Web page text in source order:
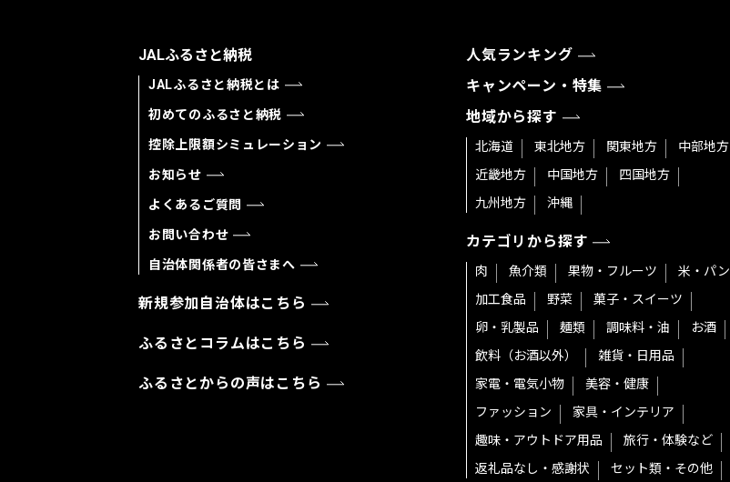
JALふるさと納税
JALふるさと納税とは
初めてのふるさと納税
控除上限額シミュレーション
お知らせ
よくあるご質問
お問い合わせ
自治体関係者の皆さまへ
新規参加自治体はこちら
ふるさとコラムはこちら
ふるさとからの声はこちら
人気ランキング
キャンペーン・特集
地域から探す
北海道 東北地方 関東地方
中部地方
近畿地方
中国地方
四国地方
九州地方
沖縄
カテゴリから探す
肉 魚介類 果物・フルーツ
米・パン
加工食品
野菜
菓子・スイーツ
卵・乳製品
麺類 調味料・油
お酒
飲料（お酒以外）
雑貨・日用品
家電・電気小物
美容・健康
ファッション
家具・インテリア
趣味・アウトドア用品
旅行・体験など
返礼品なし・感謝状
セット類・その他